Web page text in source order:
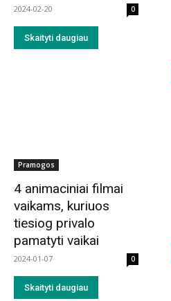
2024-02-20 0
Skaityti daugiau
Pramogos
4 animaciniai filmai
vaikams, kuriuos
tiesiog privalo
pamatyti vaikai
2024-01-07 0
Skaityti daugiau